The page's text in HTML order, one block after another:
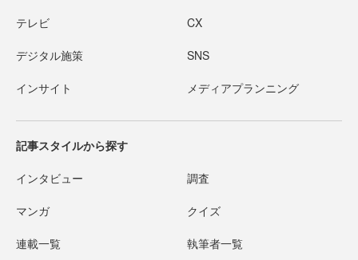
テレビ CX
デジタル施策 SNS
インサイト メディアプランニング
記事スタイルから探す
インタビュー 調査
マンガ クイズ
連載一覧 執筆者一覧